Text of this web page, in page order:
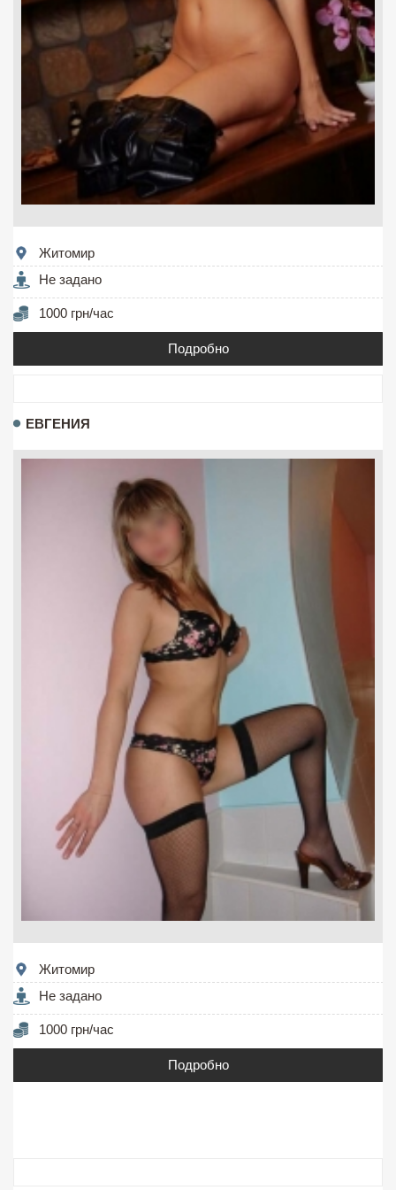
Житомир
Не задано
1000 грн/час
Подробно
ЕВГЕНИЯ
Житомир
Не задано
1000 грн/час
Подробно